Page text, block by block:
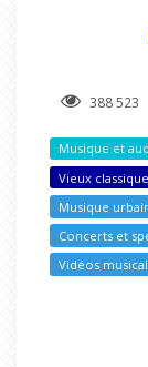
388 523
Musique et
Vieux
Musique
Concerts et
Vidéos